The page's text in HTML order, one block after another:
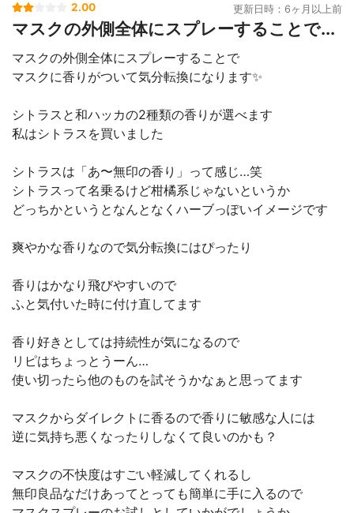
2.00 更新日時：6ヶ月以上前
マスクの外側全体にスプレーすることで...
マスクの外側全体にスプレーすることで
マスクに香りがついて気分転換になります✨
シトラスと和ハッカの2種類の香りが選べます
私はシトラスを買いました
シトラスは「あ〜無印の香り」って感じ…笑
シトラスって名乗るけど柑橘系じゃないというか
どっちかというとなんとなくハーブっぽいイメージです
爽やかな香りなので気分転換にはぴったり
香りはかなり飛びやすいので
ふと気付いた時に付け直してます
香り好きとしては持続性が気になるので
リピはちょっとうーん…
使い切ったら他のものを試そうかなぁと思ってます
マスクからダイレクトに香るので香りに敏感な人には
逆に気持ち悪くなったりしなくて良いのかも？
マスクの不快度はすごい軽減してくれるし
無印良品なだけあってとっても簡単に手に入るので